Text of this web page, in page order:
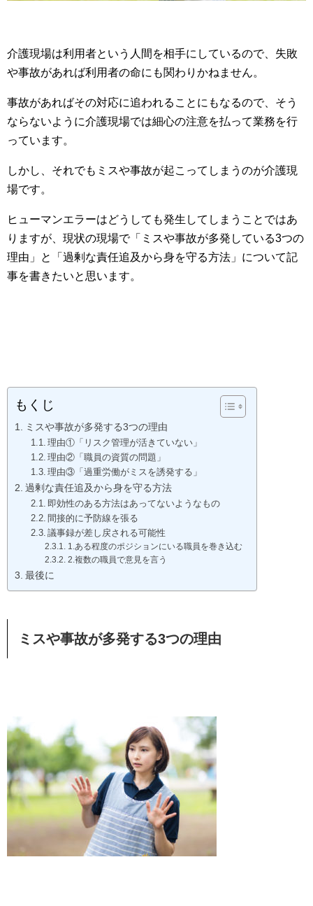
介護現場は利用者という人間を相手にしているので、失敗
や事故があれば利用者の命にも関わりかねません。
事故があればその対応に追われることにもなるので、そう
ならないように介護現場では細心の注意を払って業務を行
っています。
しかし、それでもミスや事故が起こってしまうのが介護現
場です。
ヒューマンエラーはどうしても発生してしまうことではあ
りますが、現状の現場で「ミスや事故が多発している3つの
理由」と「過剰な責任追及から身を守る方法」について記
事を書きたいと思います。
もくじ
ミスや事故が多発する3つの理由
理由①「リスク管理が活きていない」
理由②「職員の資質の問題」
理由③「過重労働がミスを誘発する」
過剰な責任追及から身を守る方法
即効性のある方法はあってないようなもの
間接的に予防線を張る
議事録が差し戻される可能性
1.ある程度のポジションにいる職員を巻き込む
2.複数の職員で意見を言う
最後に
ミスや事故が多発する3つの理由